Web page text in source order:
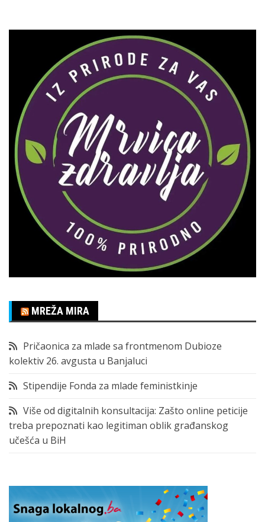
MREŽA MIRA
Pričaonica za mlade sa frontmenom Dubioze
kolektiv 26. avgusta u Banjaluci
Stipendije Fonda za mlade feministkinje
Više od digitalnih konsultacija: Zašto online peticije
treba prepoznati kao legitiman oblik građanskog
učešća u BiH